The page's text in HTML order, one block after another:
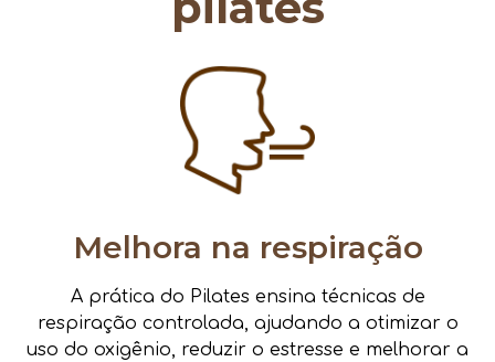
Melhora na respiração
A prática do Pilates ensina técnicas de
respiração controlada, ajudando a otimizar o
uso do oxigênio, reduzir o estresse e melhorar a